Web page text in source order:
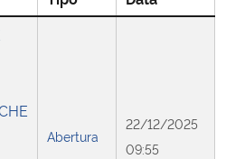
Abertura
22/12/2025
09:55